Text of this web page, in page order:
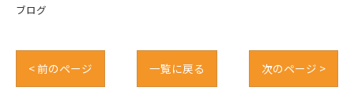
ブログ
< 前のページ 一覧に戻る 次のページ >